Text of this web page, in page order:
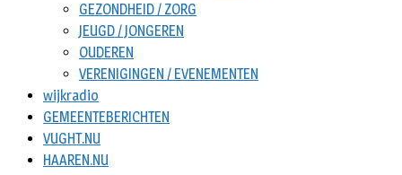
GEZONDHEID / ZORG
JEUGD / JONGEREN
OUDEREN
VERENIGINGEN / EVENEMENTEN
wijkradio
GEMEENTEBERICHTEN
VUGHT.NU
HAAREN.NU